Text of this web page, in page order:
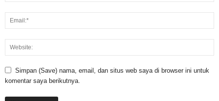
Simpan (Save) nama, email, dan situs web saya di browser ini untuk
komentar saya berikutnya.